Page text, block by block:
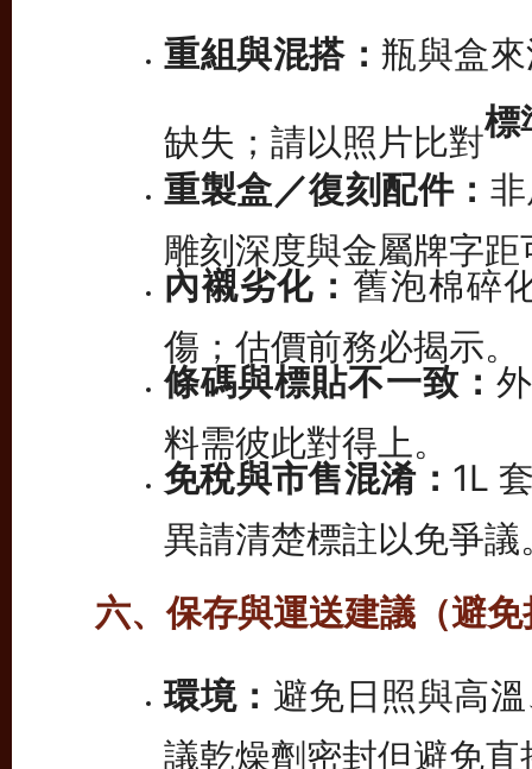
重組與混搭： 瓶與盒
缺失；請以照片比對 標
重製盒／復刻配件：
雕刻深度與金屬牌字距
內襯劣化： 舊泡棉碎
傷；估價前務必揭示。
條碼與標貼不一致：
料需彼此對得上。
免稅與市售混淆： 1L
異請清楚標註以免爭議
六、保存與運送建議（避
環境： 避免日照與高
議乾燥劑密封但避免直